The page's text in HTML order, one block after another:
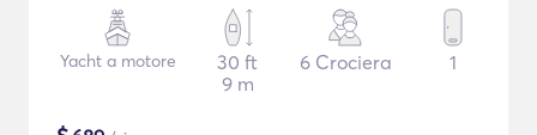
Yacht a motore
30 ft
9 m
6 Crociera 1